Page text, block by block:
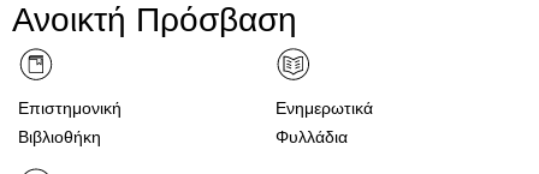
Ανοικτή Πρόσβαση
Επιστημονική
Βιβλιοθήκη
Ενημερωτικά
Φυλλάδια